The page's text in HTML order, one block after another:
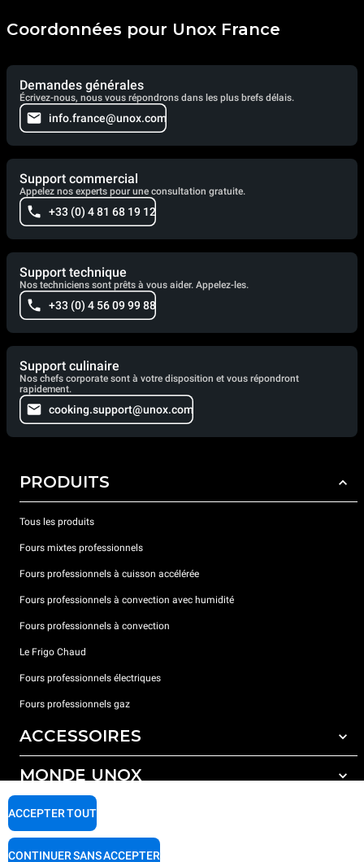
Coordonnées pour Unox France
Demandes générales
Écrivez-nous, nous vous répondrons dans les plus brefs délais.
info.france@unox.com
Support commercial
Appelez nos experts pour une consultation gratuite.
+33 (0) 4 81 68 19 12
Support technique
Nos techniciens sont prêts à vous aider. Appelez-les.
+33 (0) 4 56 09 99 88
Support culinaire
Nos chefs corporate sont à votre disposition et vous répondront
rapidement.
cooking.support@unox.com
PRODUITS
Tous les produits
Fours mixtes professionnels
Fours professionnels à cuisson accélérée
Fours professionnels à convection avec humidité
Fours professionnels à convection
Le Frigo Chaud
Fours professionnels électriques
Fours professionnels gaz
ACCESSOIRES
Tous les accessoires
Détergents pour lavage automatique
Détergents pour lavage manuel
Traitement de l'eau avec filtres à résine
MONDE UNOX
Nos bureaux dans le monde
SUPPORT
Garantie Unox
ACCEPTER TOUT
CONTINUER SANS ACCEPTER